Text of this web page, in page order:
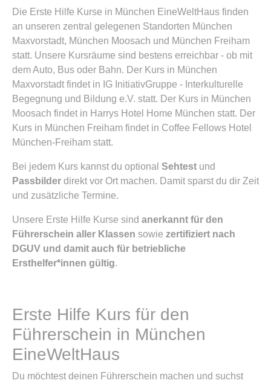
Die Erste Hilfe Kurse in München EineWeltHaus finden
an unseren zentral gelegenen Standorten München
Maxvorstadt, München Moosach und München Freiham
statt. Unsere Kursräume sind bestens erreichbar - ob mit
dem Auto, Bus oder Bahn. Der Kurs in München
Maxvorstadt findet in IG InitiativGruppe - Interkulturelle
Begegnung und Bildung e.V. statt. Der Kurs in München
Moosach findet in Harrys Hotel Home München statt. Der
Kurs in München Freiham findet in Coffee Fellows Hotel
München-Freiham statt.
Bei jedem Kurs kannst du optional Sehtest und
Passbilder direkt vor Ort machen. Damit sparst du dir Zeit
und zusätzliche Termine.
Unsere Erste Hilfe Kurse sind anerkannt für den
Führerschein aller Klassen sowie zertifiziert nach
DGUV und damit auch für betriebliche
Ersthelfer*innen gültig.
Erste Hilfe Kurs für den
Führerschein in München
EineWeltHaus
Du möchtest deinen Führerschein machen und suchst